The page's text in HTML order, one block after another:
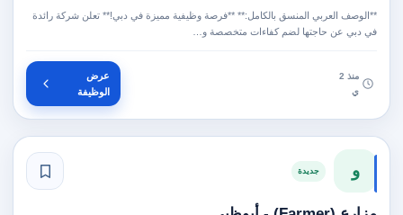
**الوصف العربي المنسق بالكامل:** **فرصة وظيفية مميزة في دبي!** تعلن شركة رائدة
في دبي عن حاجتها لضم كفاءات متخصصة و…
منذ 2
ي
عرض
الوظيفة
و جديدة